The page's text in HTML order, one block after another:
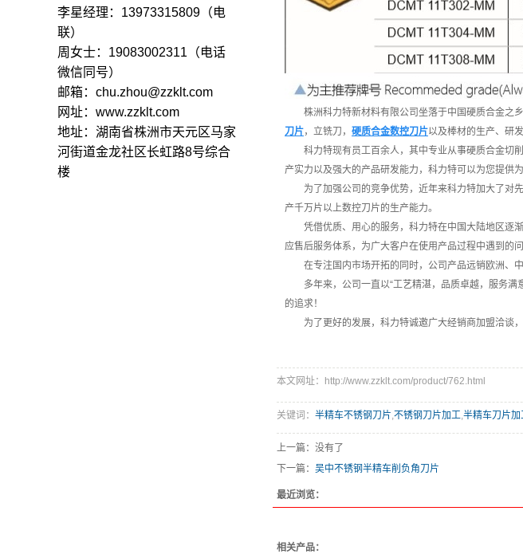
李星经理：13973315809 （电
联）
周女士：19083002311（电话
微信同号）
邮箱：chu.zhou@zzklt.com
网址：www.zzklt.com
地址：湖南省株洲市天元区马家
河街道金龙社区长虹路8号综合
楼
株洲科力特新材料有限公司坐落于中国硬质合金之
刀片，立铣刀， 硬质合金数控刀片以及棒材的生产、研
科力特现有员工百余人，其中专业从事硬质合金切
产实力以及强大的产品研发能力，科力特可以为您提供为
为了加强公司的竞争优势，近年来科力特加大了对
产千万片以上数控刀片的生产能力。
凭借优质、用心的服务，科力特在中国大陆地区逐
应售后服务体系，为广大客户在使用产品过程中遇到的
在专注国内市场开拓的同时，公司产品远销欧洲、
多年来，公司一直以“工艺精湛，品质卓越，服务
的追求！
为了更好的发展，科力特诚邀广大经销商加盟洽谈
本文网址：http://www.zzklt.com/product/762.html
关键词： 半精车不锈钢刀片,不锈钢刀片加工,半精车刀片加
上一篇：没有了
下一篇： 吴中不锈钢半精车削负角刀片
最近浏览：
相关产品：